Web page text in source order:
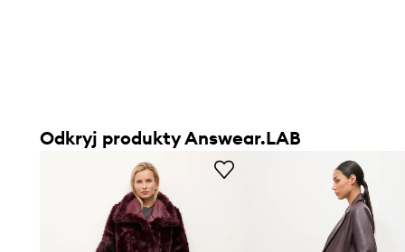
Odkryj produkty Answear.LAB